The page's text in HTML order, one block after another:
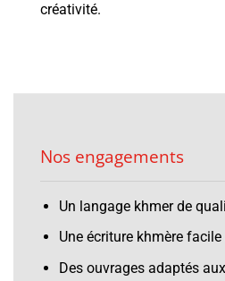
créativité.
Nos engagements
Un langage khmer de
Une écriture khmère facile
Des ouvrages adaptés